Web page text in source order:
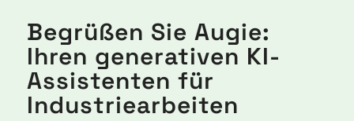
Begrüßen Sie Augie:
Ihren generativen KI-
Assistenten für
Industriearbeiten